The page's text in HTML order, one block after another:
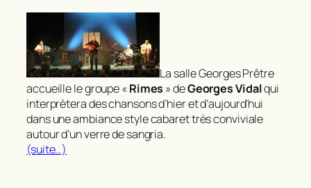
La salle Georges Prêtre
accueille le groupe «Rimes » deGeorges Vidalqui
interprètera des chansons d’hier et d’aujourd’hui
dans une ambiance style cabaret très conviviale
autour d’un verre de sangria.
(suite…)